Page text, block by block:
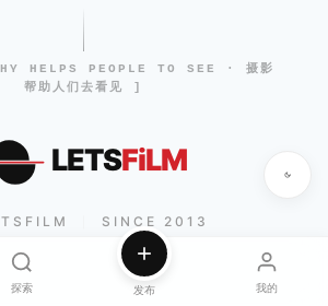
HELPS PEOPLE TO SEE · 摄影
帮助人们去看见 ]
LETSFiLM
SINCE 2013
探索 发布 我的